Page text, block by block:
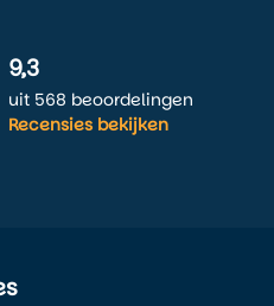
9,3
uit 568 beoordelingen
Recensies bekijken